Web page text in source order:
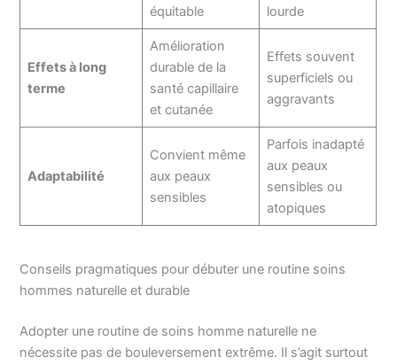
équitable
lourde
Effets à long
terme
Amélioration
durable de la
santé capillaire
et cutanée
Effets souvent
superficiels ou
aggravants
Adaptabilité
Convient même
aux peaux
sensibles
Parfois inadapté
aux peaux
sensibles ou
atopiques
Conseils pragmatiques pour débuter une routine soins
hommes naturelle et durable
Adopter une routine de soins homme naturelle ne
nécessite pas de bouleversement extrême. Il s’agit surtout